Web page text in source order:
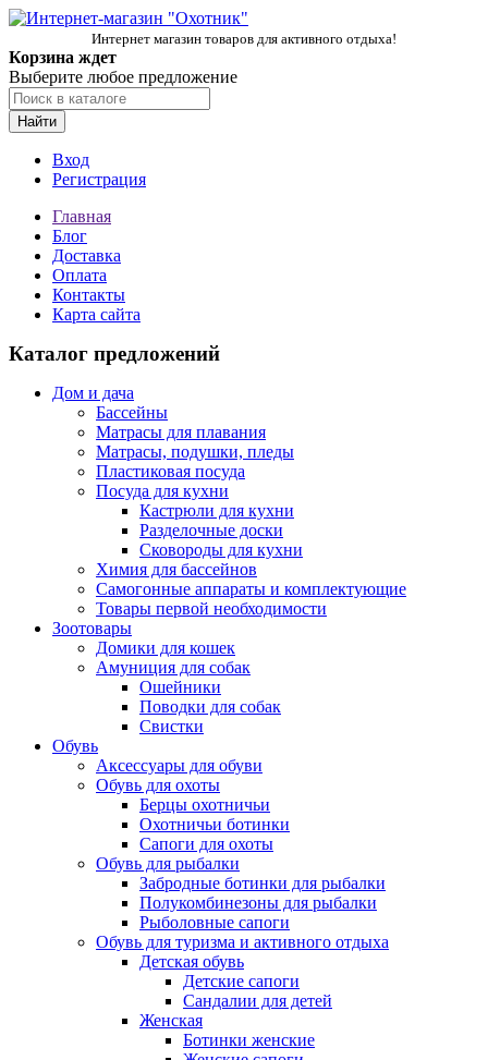
Интернет магазин товаров для активного отдыха!
Корзина ждет
Выберите любое предложение
Найти
Вход
Регистрация
Главная
Блог
Доставка
Оплата
Контакты
Карта сайта
Каталог предложений
Дом и дача
Бассейны
Матрасы для плавания
Матрасы, подушки, пледы
Пластиковая посуда
Посуда для кухни
Кастрюли для кухни
Разделочные доски
Сковороды для кухни
Химия для бассейнов
Самогонные аппараты и комплектующие
Товары первой необходимости
Зоотовары
Домики для кошек
Амуниция для собак
Ошейники
Поводки для собак
Свистки
Обувь
Аксессуары для обуви
Обувь для охоты
Берцы охотничьи
Охотничьи ботинки
Сапоги для охоты
Обувь для рыбалки
Забродные ботинки для рыбалки
Полукомбинезоны для рыбалки
Рыболовные сапоги
Обувь для туризма и активного отдыха
Детская обувь
Детские сапоги
Сандалии для детей
Женская
Ботинки женские